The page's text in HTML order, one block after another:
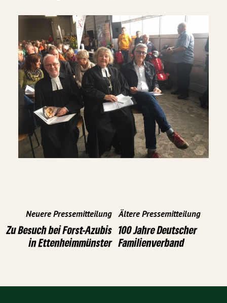
Neuere Pressemitteilung
Zu Besuch bei Forst-Azubis
in Ettenheimmünster
Ältere Pressemitteilung
100 Jahre Deutscher
Familienverband